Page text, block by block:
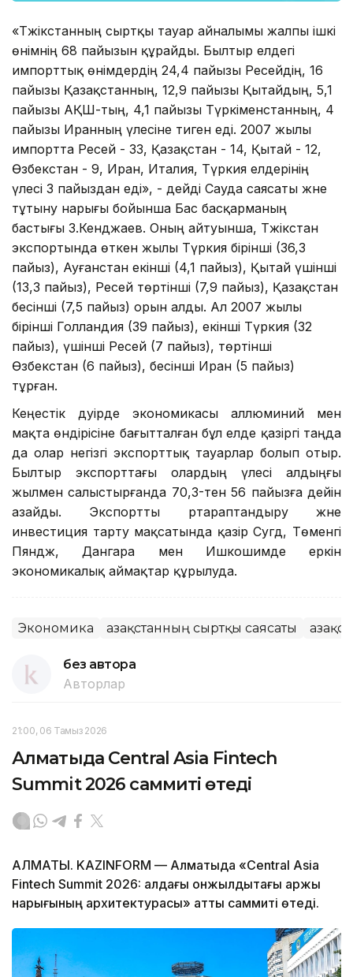
«Тәжікстанның сыртқы тауар айналымы жалпы ішкі
өнімнің 68 пайызын құрайды. Былтыр елдегі
импорттық өнімдердің 24,4 пайызы Ресейдің, 16
пайызы Қазақстанның, 12,9 пайызы Қытайдың, 5,1
пайызы АҚШ-тың, 4,1 пайызы Түркіменстанның, 4
пайызы Иранның үлесіне тиген еді. 2007 жылы
импортта Ресей - 33, Қазақстан - 14, Қытай - 12,
Өзбекстан - 9, Иран, Италия, Түркия елдерінің
үлесі 3 пайыздан еді», - дейді Сауда саясаты және
тұтыну нарығы бойынша Бас басқарманың
бастығы З.Кенджаев. Оның айтуынша, Тәжікстан
экспортында өткен жылы Түркия бірінші (36,3
пайыз), Ауғанстан екінші (4,1 пайыз), Қытай үшінші
(13,3 пайыз), Ресей төртінші (7,9 пайыз), Қазақстан
бесінші (7,5 пайыз) орын алды. Ал 2007 жылы
бірінші Голландия (39 пайыз), екінші Түркия (32
пайыз), үшінші Ресей (7 пайыз), төртінші
Өзбекстан (6 пайыз), бесінші Иран (5 пайыз)
тұрған.
Кеңестік дәуірде экономикасы аллюминий мен
мақта өндірісіне бағытталған бұл елде қазіргі таңда
да олар негізгі экспорттық тауарлар болып отыр.
Былтыр экспорттағы олардың үлесі алдыңғы
жылмен салыстырғанда 70,3-тен 56 пайызға дейін
азайды. Экспортты әртараптандыру және
инвестиция тарту мақсатында қазір Сугд, Төменгі
Пяндж, Дангара мен Ишкошимде еркін
экономикалық аймақтар құрылуда.
Экономика Қазақстанның сыртқы саясаты
без автора
Авторлар
21:00, 06 Тамыз 2026
Алматыда Central Asia Fintech
Summit 2026 саммиті өтеді
АЛМАТЫ. KAZINFORM — Алматыда «Central Asia
Fintech Summit 2026: алдағы онжылдықтағы қаржы
нарығының архитектурасы» атты саммиті өтеді.